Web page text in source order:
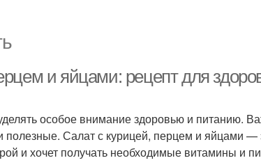
и яйцами: рецепт для
особое внимание здоровью и питанию.
полезные. Салат с курицей, перцем и яйцами
и хочет получать необходимые витамины и